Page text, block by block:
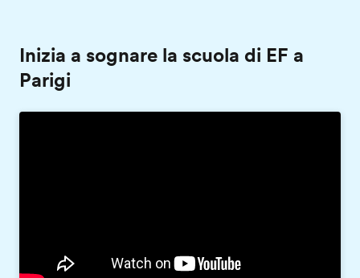
Inizia a sognare la scuola di EF a
Parigi